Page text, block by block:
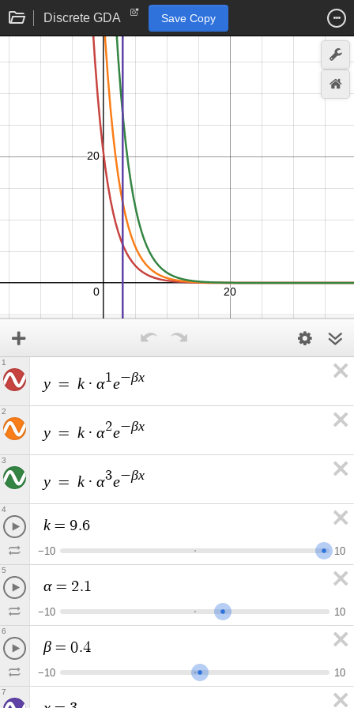
Discrete GDA Save Copy
y = k · α1e−βx
1
y = k · α2e−βx
2
y = k · α3e−βx
3
k = 9.6
−10 10
4
α = 2.1
−10 10
5
β = 0.4
−10 10
6
7